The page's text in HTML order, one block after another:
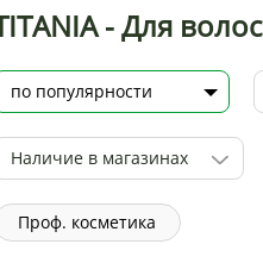
- Для волос
Наличие в магазинах
Проф. косметика